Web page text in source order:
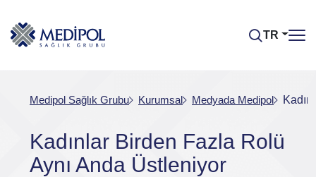
TR
Medipol Sağlık Grubu Kurumsal Medyada Medipol
Kadınlar Birden Fazla Rolü
Aynı Anda Üstleniyor